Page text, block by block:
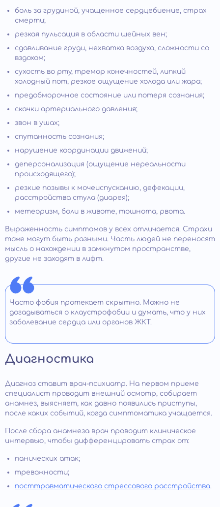
боль за грудиной, учащенное сердцебиение, страх
смерти;
резкая пульсация в области шейных вен;
сдавливание груди, нехватка воздуха, сложности со
вздохом;
сухость во рту, тремор конечностей, липкий
холодный пот, резкое ощущение холода или жара;
предобморочное состояние или потеря сознания;
скачки артериального давления;
звон в ушах;
спутанность сознания;
нарушение координации движений;
деперсонализация (ощущение нереальности
происходящего);
резкие позывы к мочеиспусканию, дефекации,
расстройства стула (диарея);
метеоризм, боли в животе, тошнота, рвота.
Выраженность симптомов у всех отличается. Страхи
тоже могут быть разными. Часть людей не переносят
мысль о нахождении в замкнутом пространстве,
другие не заходят в лифт.
Часто фобия протекает скрытно. Можно не
догадываться о клаустрофобии и думать, что у них
заболевание сердца или органов ЖКТ.
Диагностика
Диагноз ставит врач-психиатр. На первом приеме
специалист проводит внешний осмотр, собирает
анамнез, выясняет, как давно появились приступы,
после каких событий, когда симптоматика учащается.
После сбора анамнеза врач проводит клиническое
интервью, чтобы дифференцировать страх от:
панических атак;
тревожности;
посттравматического стрессового расстройства.